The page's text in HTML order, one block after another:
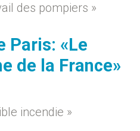
des pompiers »
Paris: «Le
de la France»
incendie »